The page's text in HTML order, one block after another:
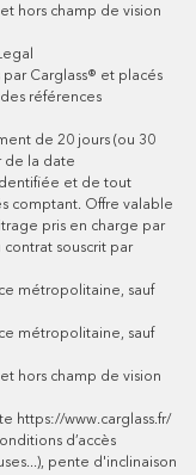
hors champ de vision
Carglass® et placés
références
de 20 jours (ou 30
de la date
et de tout
comptant. Offre valable
pris en charge par
souscrit par
métropolitaine, sauf
métropolitaine, sauf
hors champ de vision
https://www.carglass.fr/
d’accès
pente d'inclinaison